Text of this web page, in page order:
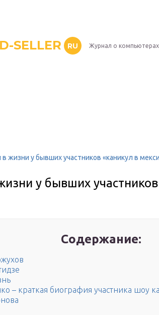
SELLER RU Журнал о компьютерах
жизни у бывших участников «каникул в
у бывших участников
Содержание:
– краткая биография участника шоу